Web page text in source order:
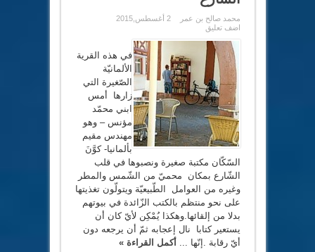
محمد صالح بن عمر
2 أغسطس,2015
اضف تعليق
في هذه القرية
الألمانيّة
الصّغيرة التي
زارها أمس
ابني محمّد
مؤنس – وهو
مهندس مقيم
بألمانيا- كوَّنَ
السّكّان مكتبة صغيرة ونصبوها في قلب
الشّارع بمكان محميّ من الشّمس والمطر
وغيره من العوامل الطّبيعيّة ويتولّون تغذيتها
على نحو منتظم بالكتب الزّائدة في بيوتهم
بدلا من إلقائها.وهكذا يُمْكِن لأيّ كان أن
يستعير كتابا نال إعجابه ثمّ أن يرجعه دون
أيّ رقابة .إنّها ... أكمل القراءة »